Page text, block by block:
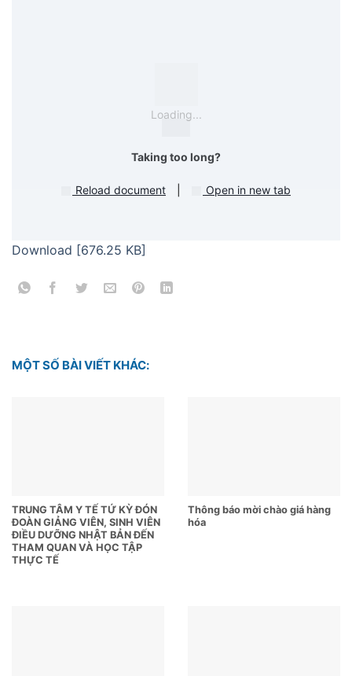
Loading...
Taking too long?
Reload document Open in new tab
Download [676.25 KB]
MỘT SỐ BÀI VIẾT KHÁC:
TRUNG TÂM Y TẾ TỨ KỲ ĐÓN
ĐOÀN GIẢNG VIÊN, SINH VIÊN
ĐIỀU DƯỠNG NHẬT BẢN ĐẾN
THAM QUAN VÀ HỌC TẬP
THỰC TẾ
Thông báo mời chào giá hàng
hóa